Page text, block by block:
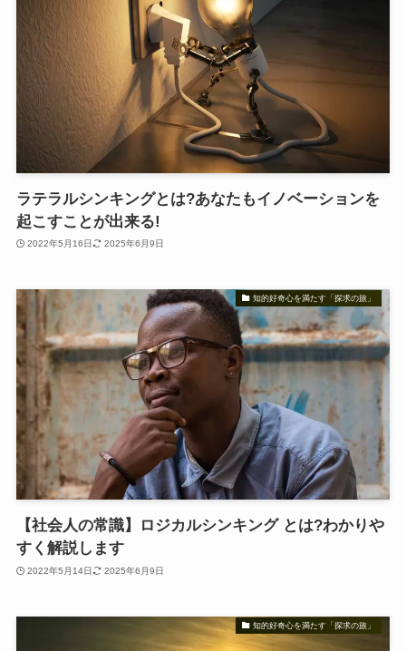
ラテラルシンキングとは?あなたもイノベーションを
起こすことが出来る!
2022年5月16日 2025年6月9日
知的好奇心を満たす「探求の旅」
【社会人の常識】ロジカルシンキング とは?わかりや
すく解説します
2022年5月14日 2025年6月9日
知的好奇心を満たす「探求の旅」